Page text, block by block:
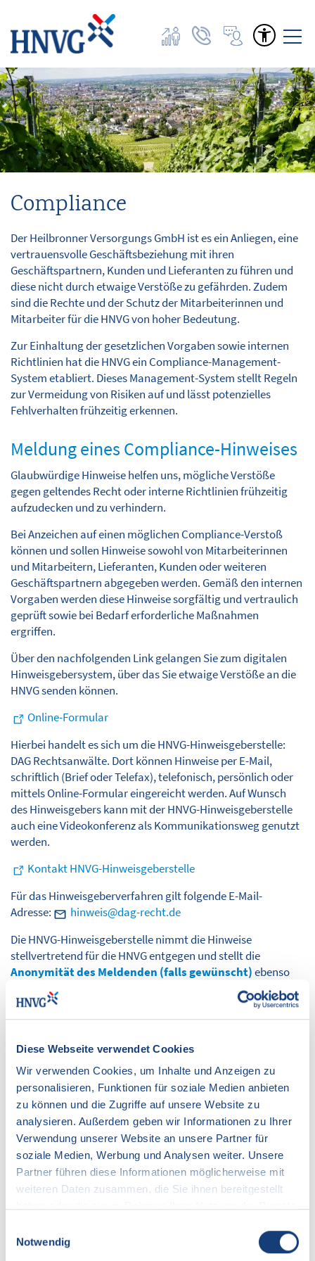
Diese Webseite verwendet Cookies
Wir verwenden Cookies, um Inhalte und Anzeigen zu
personalisieren, Funktionen für soziale Medien anbieten
zu können und die Zugriffe auf unsere Website zu
analysieren. Außerdem geben wir Informationen zu Ihrer
Verwendung unserer Website an unsere Partner für
soziale Medien, Werbung und Analysen weiter. Unsere
Partner führen diese Informationen möglicherweise mit
weiteren Daten zusammen, die Sie ihnen bereitgestellt
Notwendig
Home
Angebote | Tarife
Netze
Dienstleistungen
Service
Über uns
Kontakt
Suche
Compliance
Der Heilbronner Versorgungs GmbH ist es ein Anliegen, eine
vertrauensvolle Geschäftsbeziehung mit ihren
Geschäftspartnern, Kunden und Lieferanten zu führen und
diese nicht durch etwaige Verstöße zu gefährden. Zudem
sind die Rechte und der Schutz der Mitarbeiterinnen und
Mitarbeiter für die HNVG von hoher Bedeutung.
Zur Einhaltung der gesetzlichen Vorgaben sowie internen
Richtlinien hat die HNVG ein Compliance-Management-
System etabliert. Dieses Management-System stellt Regeln
zur Vermeidung von Risiken auf und lässt potenzielles
Fehlverhalten frühzeitig erkennen.
Meldung eines Compliance-Hinweises
Glaubwürdige Hinweise helfen uns, mögliche Verstöße
gegen geltendes Recht oder interne Richtlinien frühzeitig
aufzudecken und zu verhindern.
Bei Anzeichen auf einen möglichen Compliance-Verstoß
können und sollen Hinweise sowohl von Mitarbeiterinnen
und Mitarbeitern, Lieferanten, Kunden oder weiteren
Geschäftspartnern abgegeben werden. Gemäß den internen
Vorgaben werden diese Hinweise sorgfältig und vertraulich
geprüft sowie bei Bedarf erforderliche Maßnahmen
ergriffen.
Über den nachfolgenden Link gelangen Sie zum digitalen
Hinweisgebersystem, über das Sie etwaige Verstöße an die
HNVG senden können.
Online-Formular
Hierbei handelt es sich um die HNVG-Hinweisgeberstelle:
DAG Rechtsanwälte. Dort können Hinweise per E-Mail,
schriftlich (Brief oder Telefax), telefonisch, persönlich oder
mittels Online-Formular eingereicht werden. Auf Wunsch
des Hinweisgebers kann mit der HNVG-Hinweisgeberstelle
auch eine Videokonferenz als Kommunikationsweg genutzt
werden.
Kontakt HNVG-Hinweisgeberstelle
Für das Hinweisgeberverfahren gilt folgende E-Mail-
Adresse:
h nw s d g-r cht d
Die HNVG-Hinweisgeberstelle nimmt die Hinweise
stellvertretend für die HNVG entgegen und stellt die
Anonymität des Meldenden (falls gewünscht)ebenso
wie die Einhaltung der datenschutzrelevanten Vorgaben
sicher. Die gesamte Kommunikation zwischen dem
Hinweisgeber und der HNVG erfolgt über die HNVG-
Auch wenn Sie Hinweise unter Angabe Ihres Namens
melden, wird gewährleistet, dass Ihnen keine
ungerechtfertigten Nachteile entstehen.
Im Rahmen der Aufklärung schützt die HNVG auch die von
dem Hinweis betroffenen Personen.
Gemäß §§ 19 ff. Hinweisgeberschutzgesetz (HinSchG) dürfen
Hinweise jederzeit auch bei den dort bezeichneten externen
Meldestellen des Bundes (z. B. Bundesamt für Justiz) oder
der Länder eingereicht werden.
Hinweise sollten aber zunächst bei der oben genannten
externen Hinweisgeberstelle der HNVG eingereicht werden;